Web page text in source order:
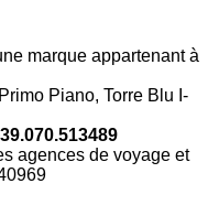
marque appartenant à
Piano, Torre Blu I-
agences de voyage et